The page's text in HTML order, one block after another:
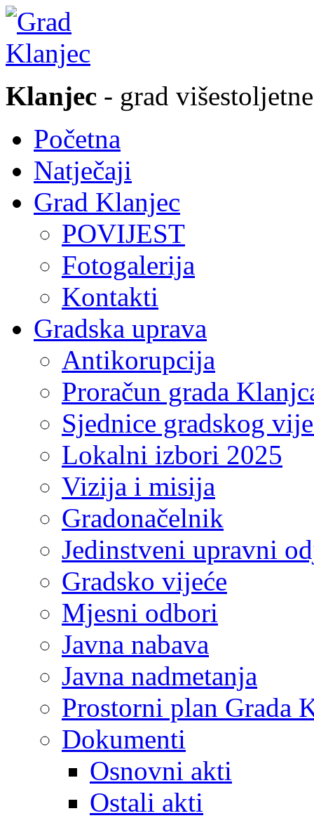
Klanjec - grad
Početna
Natječaji
Grad Klanjec
POVIJEST
Fotogalerija
Kontakti
Gradska uprava
Antikorupcija
Proračun grada
Sjednice gradskog
Lokalni izbori 2025
Vizija i misija
Gradonačelnik
Jedinstveni upravni
Gradsko vijeće
Mjesni odbori
Javna nabava
Javna nadmetanja
Prostorni plan Grada
Dokumenti
Osnovni akti
Ostali akti